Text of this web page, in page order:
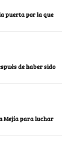
puerta por la que
de haber sido
Mejía para luchar